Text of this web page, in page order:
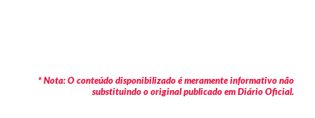
* Nota: O conteúdo disponibilizado é meramente informativo não
substituindo o original publicado em Diário Oficial.